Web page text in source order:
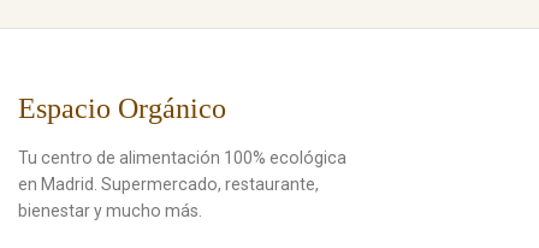
Espacio Orgánico
Tu centro de alimentación 100% ecológica
en Madrid. Supermercado, restaurante,
bienestar y mucho más.